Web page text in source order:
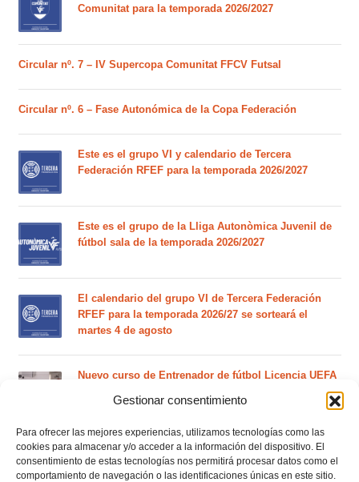
Gestionar consentimiento
Para ofrecer las mejores experiencias, utilizamos tecnologías como las
cookies para almacenar y/o acceder a la información del dispositivo. El
consentimiento de estas tecnologías nos permitirá procesar datos como el
comportamiento de navegación o las identificaciones únicas en este sitio.
Comunitat para la temporada 2026/2027
Circular nº. 7 – IV Supercopa Comunitat FFCV Futsal
Circular nº. 6 – Fase Autonómica de la Copa Federación
Este es el grupo VI y calendario de Tercera
Federación RFEF para la temporada 2026/2027
Este es el grupo de la Lliga Autonòmica Juvenil de
fútbol sala de la temporada 2026/2027
El calendario del grupo VI de Tercera Federación
RFEF para la temporada 2026/27 se sorteará el
martes 4 de agosto
Nuevo curso de Entrenador de fútbol Licencia UEFA
C que comenzará en noviembre 2026 (agotadas las
plazas del curso de septiembre)
Circular nº. 5 – Normas generales de las competiciones
territoriales de fútbol sala 2026-2027